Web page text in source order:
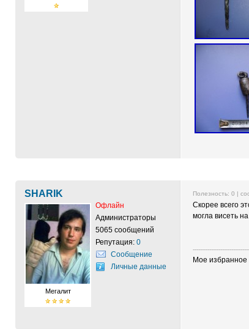
SHARIK
Мегалит
Офлайн
Администраторы
5065 сообщений
Репутация: 0
Сообщение
Личные данные
Полезность: 0 |
Скорее всего
могла висеть
Мое избранное